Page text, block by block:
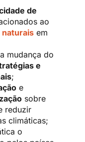
de
ao
em
mudança do
e
;
e
sobre
reduzir
climáticas;
o